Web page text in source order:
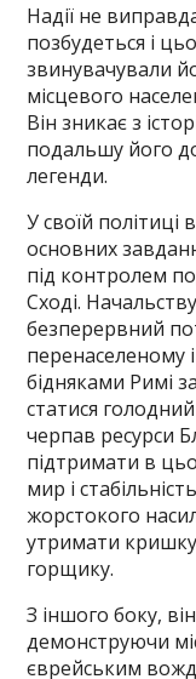
Надії не
позбудеться і
звинувачували
місцевого
Він зникає з
подальшу його
легенди.
У своїй політиці
основних
під контролем
Сході.
безперервний
перенаселеному
бідняками Римі
статися голодний
черпав ресурси
підтримати в
мир і
жорстокого
утримати
горщику.
З іншого боку,
демонструючи
єврейським